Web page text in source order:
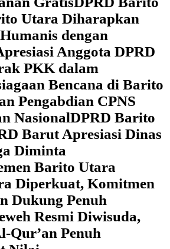
Utara Diharapkan
dengan
Anggota DPRD
PKK dalam
Bencana di Barito
Pengabdian CPNS
NasionalDPRD Barito
Barut Apresiasi Dinas
Diminta
Barito Utara
Diperkuat, Komitmen
Dukung Penuh
Resmi Diwisuda,
Qur’an Penuh